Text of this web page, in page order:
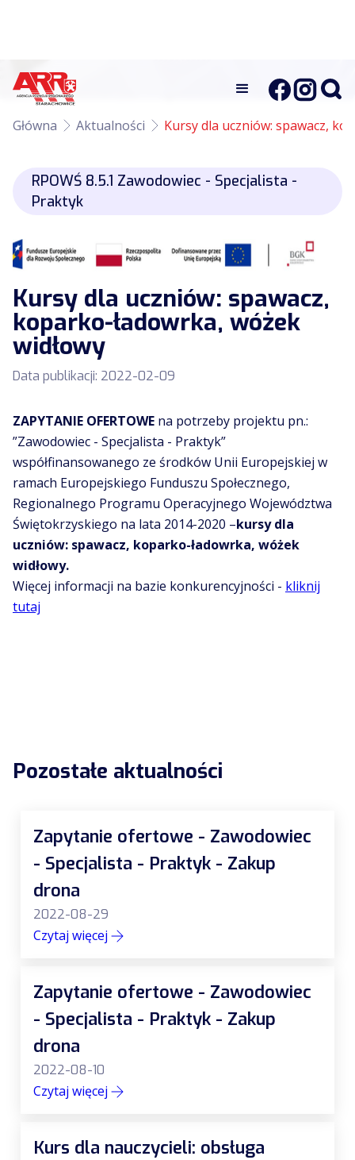
Główna Aktualności Kursy dla uczniów: spawacz,
RPOWŚ 8.5.1 Zawodowiec - Specjalista -
Praktyk
Kursy dla uczniów: spawacz,
koparko-ładowrka, wóżek
widłowy
Data publikacji: 2022-02-09
ZAPYTANIE OFERTOWE na potrzeby projektu pn.:
”Zawodowiec - Specjalista - Praktyk”
współfinansowanego ze środków Unii Europejskiej w
ramach Europejskiego Funduszu Społecznego,
Regionalnego Programu Operacyjnego Województwa
Świętokrzyskiego na lata 2014-2020 –kursy dla
uczniów: spawacz, koparko-ładowrka, wóżek
widłowy.
Więcej informacji na bazie konkurencyjności - kliknij
tutaj
Pozostałe aktualności
Zapytanie ofertowe - Zawodowiec
- Specjalista - Praktyk - Zakup
drona
2022-08-29
Czytaj więcej
Zapytanie ofertowe - Zawodowiec
- Specjalista - Praktyk - Zakup
drona
2022-08-10
Czytaj więcej
Kurs dla nauczycieli: obsługa